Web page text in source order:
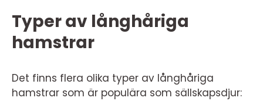
Typer av långhåriga
hamstrar
Det finns flera olika typer av långhåriga
hamstrar som är populära som sällskapsdjur: